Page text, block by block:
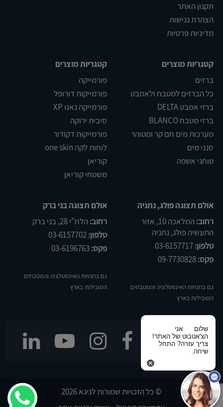
תקנון האתר
הצהרת נגישות
מדיניות פרטיות
קטגריות מוצרים
ברזים
כל הברזים למטבח ולאמבט
ברזי אמבט DELTA
ברזי מטבח BLANCO
מערכות מים חם קר ומטוהר
סנני מים
טוחני אשפה
קטגריות מוצרים
פורמייקה
פורמייקות דורופל
פורמייקה נאנו XP
סיבית ירוקה
פורמייקות דקודור
לוחות לקה one skin
קוריאן
משטחי קוריאן
אולם תצוגה פולג, נתניה
רחוב:
המלאכה 10, אזור
התעשיה פולג, נתניה
טלפון:03-6157717
פקס:
גם בחנויות האינסטלציה והמטבחים
המובילות בארץ
אולם תצוגה בני ברק
רחוב: הלח”י 28, בני ברק
טלפון:03-6157702
פקס:
גם בחנויות האינסטלציה והמטבחים
המובילות בארץ
עקבו אחרינו
© כל הזכויות שמורות לניגא 2026
שלום
אני
הצ'אטבוט של האתר!
צריך עזרה? התחל
שיחה.